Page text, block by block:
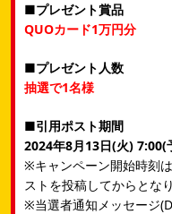
■プレゼント賞品
QUOカード1万円分
■プレゼント人数
抽選で1名様
■引用ポスト期間
2024年8月13日(火)
※キャンペーン開始時刻
ストを投稿してからとなり
※当選者通知メッセージ